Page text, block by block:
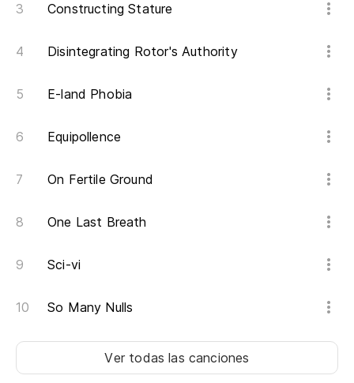
Constructing Stature
Disintegrating Rotor's Authority
E-land Phobia
Equipollence
On Fertile Ground
One Last Breath
Sci-vi
So Many Nulls
Ver todas las canciones